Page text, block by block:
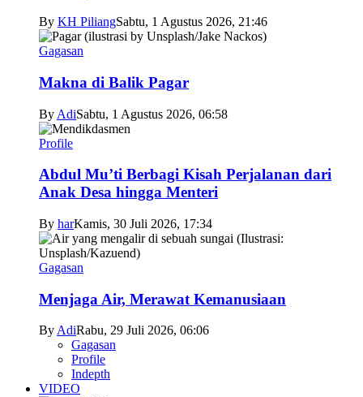
By KH PiliangSabtu, 1 Agustus 2026, 21:46
Gagasan
Makna di Balik Pagar
By AdiSabtu, 1 Agustus 2026, 06:58
Profile
Abdul Mu’ti Berbagi Kisah Perjalanan dari
Anak Desa hingga Menteri
By harKamis, 30 Juli 2026, 17:34
Gagasan
Menjaga Air, Merawat Kemanusiaan
ByAdiRabu, 29 Juli 2026, 06:06
Gagasan
Profile
Indepth
VIDEO